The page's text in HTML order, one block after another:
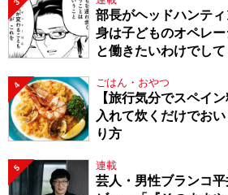
部長がヘッドハンテ
身は子どものオペレ
と働きたいわけでし
4 ごはん・おやつ
【旅行気分でスペイ
入れて炊くだけでお
り方
5 連載
芸人・男性ブランコ